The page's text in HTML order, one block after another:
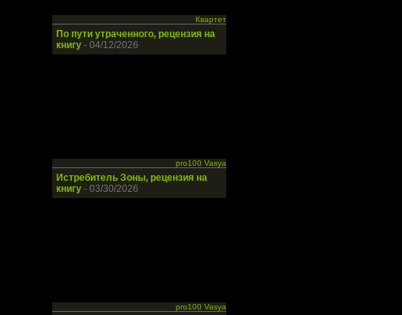
Квартет
По пути утраченного, рецензия на
книгу - 04/12/2026
pro100 Vasya
Истребитель Зоны, рецензия на
книгу - 03/30/2026
pro100 Vasya